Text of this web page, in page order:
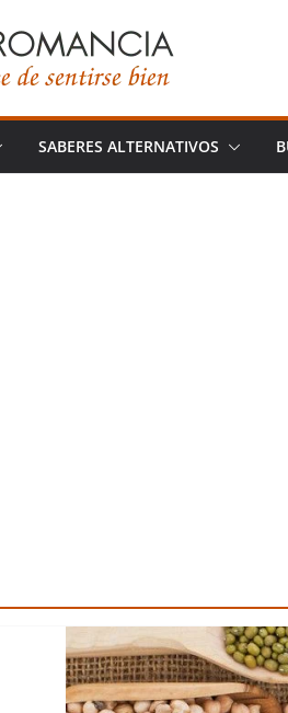
SABERES ALTERNATIVOS